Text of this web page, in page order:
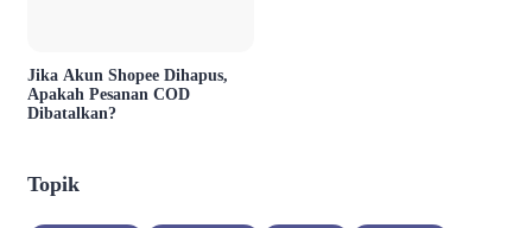
Jika Akun Shopee Dihapus,
Apakah Pesanan COD
Dibatalkan?
Topik